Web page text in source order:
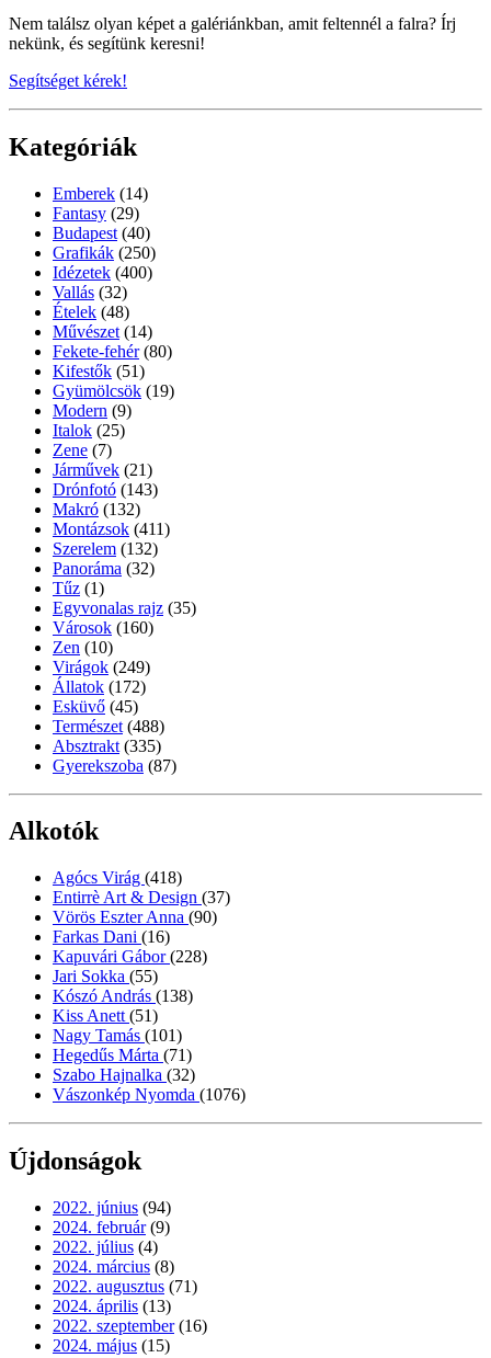
Nem találsz olyan képet a galériánkban, amit feltennél a falra? Írj
nekünk, és segítünk keresni!
Segítséget kérek!
Kategóriák
Emberek (14)
Fantasy (29)
Budapest (40)
Grafikák (250)
Idézetek (400)
Vallás (32)
Ételek (48)
Művészet (14)
Fekete-fehér (80)
Kifestők (51)
Gyümölcsök (19)
Modern (9)
Italok (25)
Zene (7)
Járművek (21)
Drónfotó (143)
Makró (132)
Montázsok (411)
Szerelem (132)
Panoráma (32)
Tűz (1)
Egyvonalas rajz (35)
Városok (160)
Zen (10)
Virágok (249)
Állatok (172)
Esküvő (45)
Természet (488)
Absztrakt (335)
Gyerekszoba (87)
Alkotók
Agócs Virág (418)
Entirrè Art & Design (37)
Vörös Eszter Anna (90)
Farkas Dani (16)
Kapuvári Gábor(228)
Jari Sokka (55)
Kószó András (138)
Kiss Anett (51)
Nagy Tamás (101)
Hegedűs Márta (71)
Szabo Hajnalka (32)
Vászonkép Nyomda (1076)
Újdonságok
2022. június (94)
2024. február (9)
2022. július (4)
2024. március (8)
2022. augusztus (71)
2024. április (13)
2022. szeptember (16)
2024. május (15)